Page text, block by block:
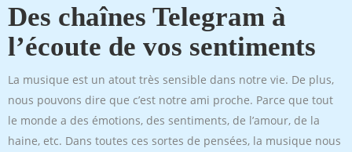
Des chaînes Telegram à
l’écoute de vos sentiments
La musique est un atout très sensible dans notre vie. De plus,
nous pouvons dire que c’est notre ami proche. Parce que tout
le monde a des émotions, des sentiments, de l’amour, de la
haine, etc. Dans toutes ces sortes de pensées, la musique nous